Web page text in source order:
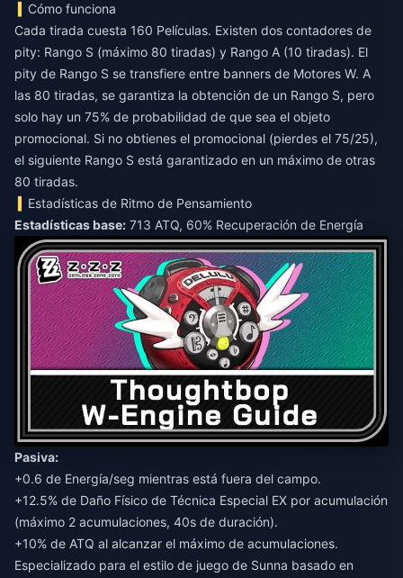
Cómo funciona
Cada tirada cuesta 160 Películas. Existen dos contadores de
pity: Rango S (máximo 80 tiradas) y Rango A (10 tiradas). El
pity de Rango S se transfiere entre banners de Motores W. A
las 80 tiradas, se garantiza la obtención de un Rango S, pero
solo hay un 75% de probabilidad de que sea el objeto
promocional. Si no obtienes el promocional (pierdes el 75/25),
el siguiente Rango S está garantizado en un máximo de otras
80 tiradas.
Estadísticas de Ritmo de Pensamiento
Estadísticas base: 713 ATQ, 60% Recuperación de Energía
Pasiva:
+0.6 de Energía/seg mientras está fuera del campo.
+12.5% de Daño Físico de Técnica Especial EX por acumulación
(máximo 2 acumulaciones, 40s de duración).
+10% de ATQ al alcanzar el máximo de acumulaciones.
Especializado para el estilo de juego de Sunna basado en